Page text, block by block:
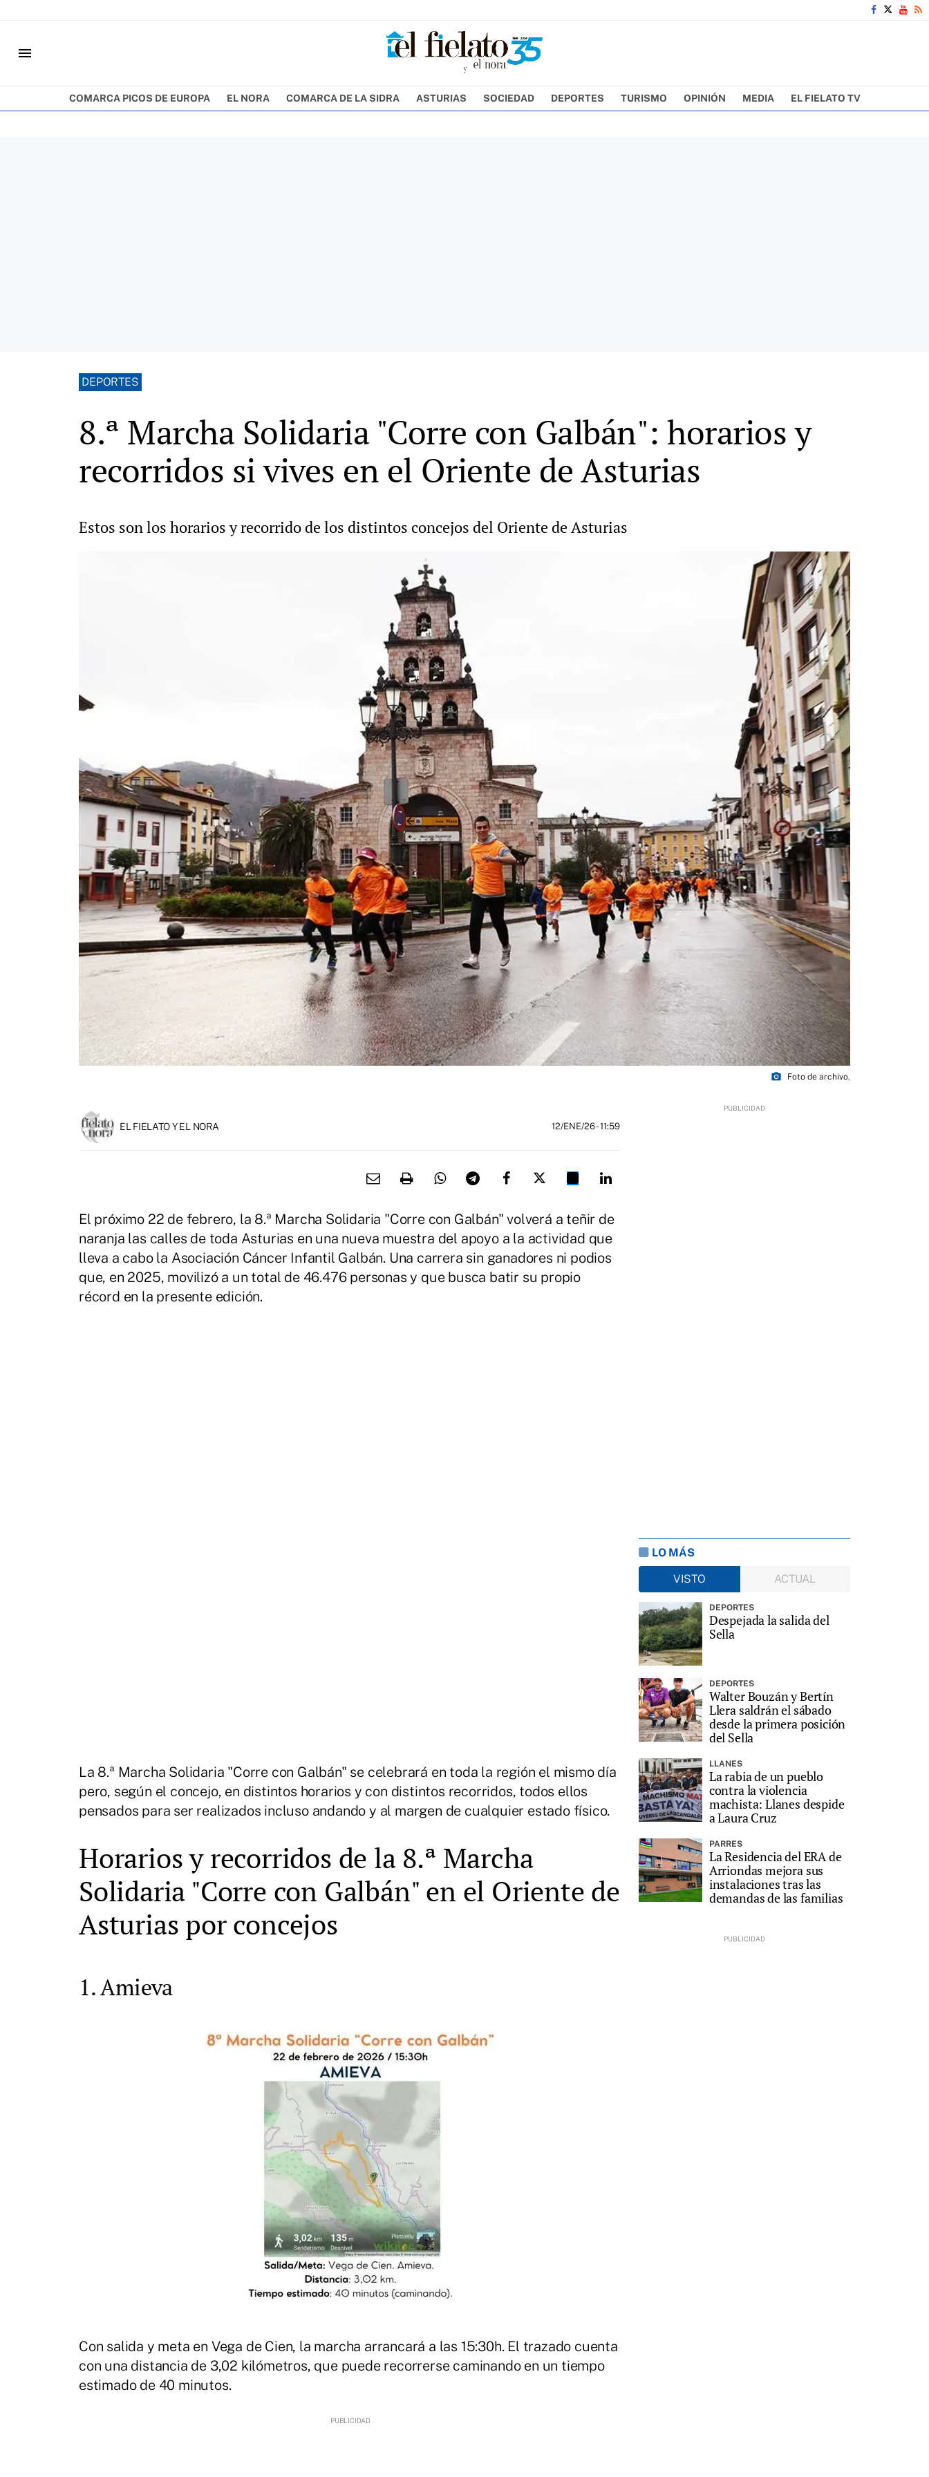
menu
COMARCA PICOS DE EUROPA EL NORA COMARCA DE LA SIDRA ASTURIAS SOCIEDAD DEPORTES TURISMO OPINIÓN MEDIA EL FIELATO TV
DEPORTES
8.ª Marcha Solidaria "Corre con Galbán": horarios y
recorridos si vives en el Oriente de Asturias
Estos son los horarios y recorrido de los distintos concejos del Oriente de Asturias
photo_camera Foto de archivo.
EL FIELATO Y EL NORA 12/ENE/26- 11:59
El próximo 22 de febrero, la 8.ª Marcha Solidaria "Corre con Galbán" volverá a teñir de
naranja las calles de toda Asturias en una nueva muestra del apoyo a la actividad que
lleva a cabo la Asociación Cáncer Infantil Galbán. Una carrera sin ganadores ni podios
que, en 2025, movilizó a un total de 46.476 personas y que busca batir su propio
récord en la presente edición.
La 8.ª Marcha Solidaria "Corre con Galbán" se celebrará en toda la región el mismo día
pero, según el concejo, en distintos horarios y con distintos recorridos, todos ellos
pensados para ser realizados incluso andando y al margen de cualquier estado físico.
Horarios y recorridos de la 8.ª Marcha
Solidaria "Corre con Galbán" en el Oriente de
Asturias por concejos
1. Amieva
Con salida y meta en Vega de Cien, la marcha arrancará a las 15:30h. El trazado cuenta
con una distancia de 3,02 kilómetros, que puede recorrerse caminando en un tiempo
estimado de 40 minutos.
LO MÁS
VISTO
ACTUAL
DEPORTES
Despejada la salida del
Sella
DEPORTES
Walter Bouzán y Bertín
Llera saldrán el sábado
desde la primera posición
del Sella
LLANES
La rabia de un pueblo
contra la violencia
machista: Llanes despide
a Laura Cruz
PARRES
La Residencia del ERA de
Arriondas mejora sus
instalaciones tras las
demandas de las familias